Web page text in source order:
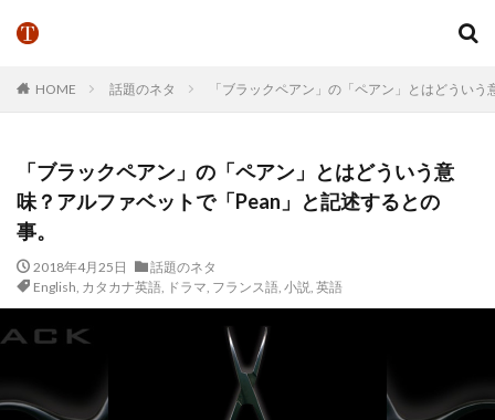
HOME 話題のネタ 「ブラックペアン」の「ペアン」とはどうい
「ブラックペアン」の「ペアン」とはどういう意
味？アルファベットで「Pean」と記述するとの
事。
2018年4月25日
話題のネタ
English, カタカナ英語, ドラマ, フランス語, 小説, 英語